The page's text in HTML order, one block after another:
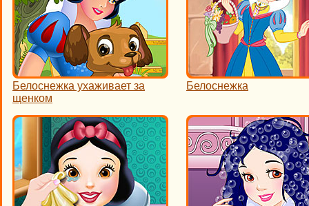
Белоснежка ухаживает за
щенком
Белоснежка